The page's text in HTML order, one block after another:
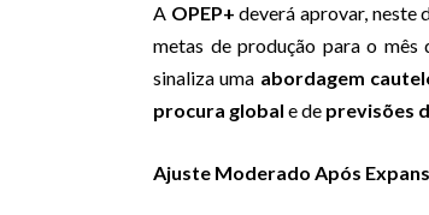
A OPEP+ deverá aprovar, neste
metas de produção para o mês
sinaliza uma abordagem
procura global e de previsões
Ajuste Moderado Após